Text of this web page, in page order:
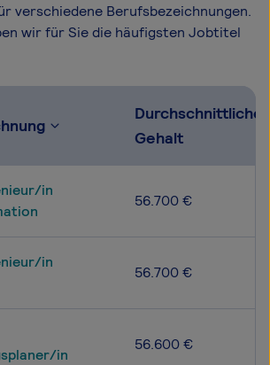
verschiedene Berufsbezeichnungen.
wir für Sie die häufigsten Jobtitel
Durchschnittliches
Gehalt
in
56.700 €
in
56.700 €
in
56.600 €